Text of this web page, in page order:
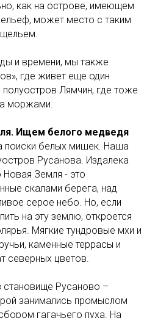
как на острове, имеющем
может место с таким
и времени, мы также
где живет еще один
Лямчин, где тоже
моржами.
Ищем белого медведя
поиски белых мишек. Наша
Русанова. Издалека
Новая Земля - это
скалами берега, над
серое небо. Но, если
на эту землю, откроется
Мягкие тундровые мхи и
каменные террасы и
северных цветов.
Русаново –
занимались промыслом
гагачьего пуха. На